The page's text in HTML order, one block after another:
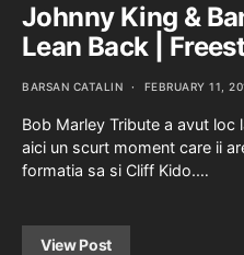
Johnny King &
Lean Back |
BARSAN CATALIN FEBRUARY 11,
Bob Marley Tribute a avut loc
aici un scurt moment care ii
formatia sa si Cliff Kido.…
View Post